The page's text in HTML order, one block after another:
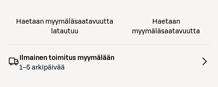
Haetaan myymäläsaatavuutta
latautuu
Haetaan
myymäläsaatavuutta
Ilmainen toimitus myymälään
1–5 arkipäivää